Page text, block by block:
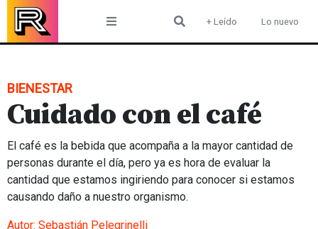
Skip
content
+ Leído Lo nuevo
BIENESTAR
Cuidado con el café
El café es la bebida que acompaña a la mayor cantidad de
personas durante el día, pero ya es hora de evaluar la
cantidad que estamos ingiriendo para conocer si estamos
causando daño a nuestro organismo.
Autor: Sebastián Pelegrinelli